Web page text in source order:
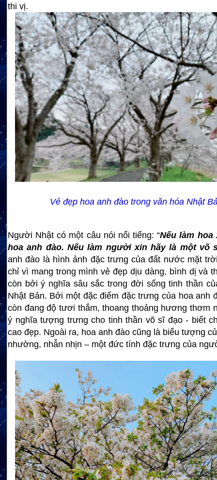
thi vị.
Vẻ đẹp hoa anh đào trong văn hóa Nhật
Người Nhật có một câu nói nổi tiếng: “Nếu làm hoa
hoa anh đào. Nếu làm người xin hãy là một võ
anh đào là hình ảnh đặc trưng của đất nước mặt
chỉ vì mang trong mình vẻ đẹp dịu dàng, bình dị và
còn bởi ý nghĩa sâu sắc trong đời sống tinh thần
Nhật Bản. Bởi một đặc điểm đặc trưng của hoa anh
còn đang độ tươi thắm, thoang thoảng hương thơm
ý nghĩa tượng trưng cho tinh thần võ sĩ đạo - biết
cao đẹp. Ngoài ra, hoa anh đào cũng là biểu tượng
nhường, nhẫn nhịn – một đức tính đặc trưng của